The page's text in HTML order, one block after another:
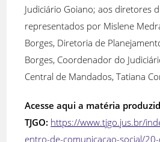
Judiciário Goiano; aos diretores
representados por Mislene
Borges, Diretoria de
Borges, Coordenador do
Central de Mandados, Tatiana
Acesse aqui a matéria
TJGO: https://www.tjgo.jus.br/
entro-de-comunicacao-social/